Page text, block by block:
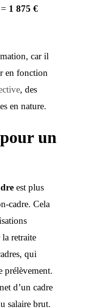
1 875 €
car il
en fonction
, des
en nature.
un
est plus
cadre. Cela
retraite
qui
prélèvement.
d’un cadre
salaire brut.